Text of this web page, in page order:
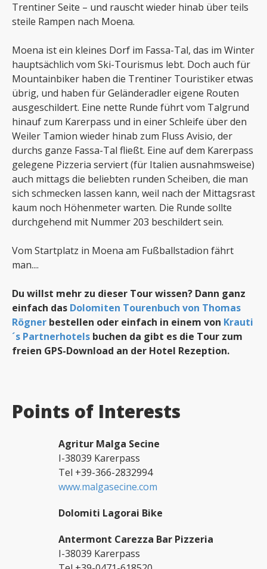
Trentiner Seite – und rauscht wieder hinab über teils
steile Rampen nach Moena.
Moena ist ein kleines Dorf im Fassa-Tal, das im Winter
hauptsächlich vom Ski-Tourismus lebt. Doch auch für
Mountainbiker haben die Trentiner Touristiker etwas
übrig, und haben für Geländeradler eigene Routen
ausgeschildert. Eine nette Runde führt vom Talgrund
hinauf zum Karerpass und in einer Schleife über den
Weiler Tamion wieder hinab zum Fluss Avisio, der
durchs ganze Fassa-Tal fließt. Eine auf dem Karerpass
gelegene Pizzeria serviert (für Italien ausnahmsweise)
auch mittags die beliebten runden Scheiben, die man
sich schmecken lassen kann, weil nach der Mittagsrast
kaum noch Höhenmeter warten. Die Runde sollte
durchgehend mit Nummer 203 beschildert sein.
Vom Startplatz in Moena am Fußballstadion fährt
man....
Du willst mehr zu dieser Tour wissen? Dann ganz
einfach das Dolomiten Tourenbuch von Thomas
Rögner bestellen oder einfach in einem von Krauti
´s Partnerhotels buchen da gibt es die Tour zum
freien GPS-Download an der Hotel Rezeption.
Points of Interests
Agritur Malga Secine
I-38039 Karerpass
Tel +39-366-2832994
www.malgasecine.com
Dolomiti Lagorai Bike
Antermont Carezza Bar Pizzeria
I-38039 Karerpass